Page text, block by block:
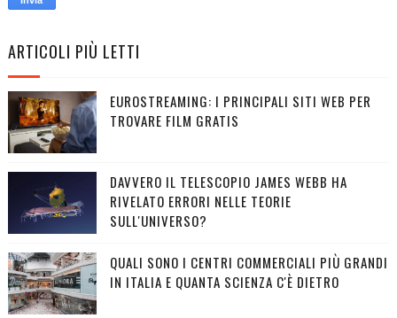
ARTICOLI PIÙ LETTI
EUROSTREAMING: I PRINCIPALI SITI WEB PER
TROVARE FILM GRATIS
DAVVERO IL TELESCOPIO JAMES WEBB HA
RIVELATO ERRORI NELLE TEORIE
SULL'UNIVERSO?
QUALI SONO I CENTRI COMMERCIALI PIÙ GRANDI
IN ITALIA E QUANTA SCIENZA C'È DIETRO